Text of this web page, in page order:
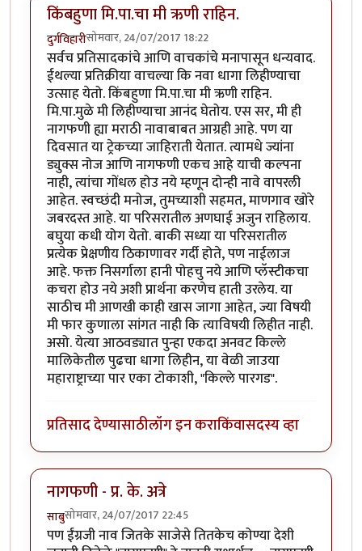
किंबहुणा मि.पा.चा मी ऋणी राहिन.
दुर्गविहारीसोमवार, 24/07/2017 18:22
सर्वच प्रतिसादकांचे आणि वाचकांचे मनापासून धन्यवाद.
ईथल्या प्रतिक्रीया वाचल्या कि नवा धागा लिहीण्याचा
उत्साह येतो. किंबहुणा मि.पा.चा मी ऋणी राहिन.
मि.पा.मुळे मी लिहीण्याचा आनंद घेतोय. एस सर, मी ही
नागफणी ह्या मराठी नावाबाबत आग्रही आहे. पण या
दिवसात या ट्रेकच्या जाहिराती येतात. त्यामधे ज्यांना
ड्युक्स नोज आणि नागफणी एकच आहे याची कल्पना
नाही, त्यांचा गोंधल होउ नये म्हणून दोन्ही नावे वापरली
आहेत. स्वच्छंदी मनोज, तुमच्याशी सहमत, माणगाव खोरे
जबरदस्त आहे. या परिसरातील अणघाई अजुन राहिलाय.
बघुया कधी योग येतो. बाकी सध्या या परिसरातील
प्रत्येक प्रेक्षणीय ठिकाणावर गर्दी होते, पण नाईलाज
आहे. फक्त निसर्गाला हानी पोहचु नये आणि प्लॅस्टीकचा
कचरा होउ नये अशी प्रार्थना करणेच हाती उरलेय. या
साठीच मी आणखी काही खास जागा आहेत, ज्या विषयी
मी फार कुणाला सांगत नाही कि त्याविषयी लिहीत नाही.
असो. येत्या आठवड्यात पुन्हा एकदा अनवट किल्ले
मालिकेतील पुढचा धागा लिहीन, या वेळी जाउया
महाराष्ट्राच्या पार एका टोकाशी, "किल्ले पारगड".
प्रतिसाद देण्यासाठीलॉग इन कराकिंवासदस्य व्हा
नागफणी - प्र. के. अत्रे
साबुसोमवार, 24/07/2017 22:45
पण ईंग्रजी नाव जितके साजेसे तितकेच कोण्या देशी